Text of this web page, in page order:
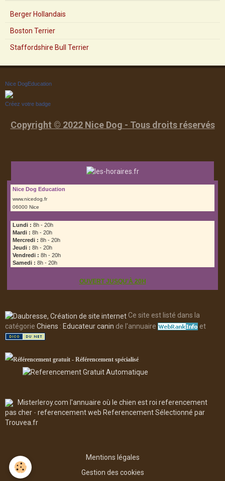
Berger Hollandais
Boston Terrier
Staffordshire Bull Terrier
Nice DogEducation
Créez votre badge
Copyright © 2022 Nice Dog - Tous droits réservés
Nice Dog Education
www.nicedog.fr
06000 Nice
Lundi : 8h - 20h
Mardi : 8h - 20h
Mercredi : 8h - 20h
Jeudi : 8h - 20h
Vendredi : 8h - 20h
Samedi : 8h - 20h
OUVERT JUSQU'À 20H
Ce site est listé dans la
catégorie Chiens : Educateur canin de l'annuaire et
Misterleroy.com l'annuaire où le chien est roi referencement
pas cher - referencement web ReferencementSélectionné par
Trouvea.fr
Mentions légales
Gestion des cookies